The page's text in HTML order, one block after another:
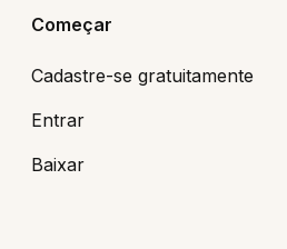
Começar
Cadastre-se gratuitamente
Entrar
Baixar